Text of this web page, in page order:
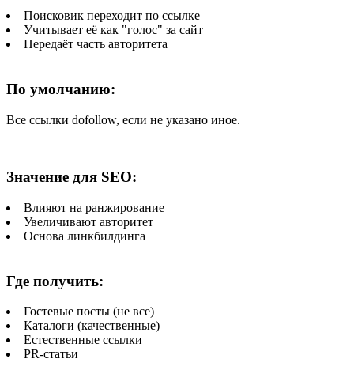
Поисковик переходит по ссылке
Учитывает её как "голос" за сайт
Передаёт часть авторитета
По умолчанию:
Все ссылки dofollow, если не указано иное.
Значение для SEO:
Влияют на ранжирование
Увеличивают авторитет
Основа линкбилдинга
Где получить:
Гостевые посты (не все)
Каталоги (качественные)
Естественные ссылки
PR-статьи